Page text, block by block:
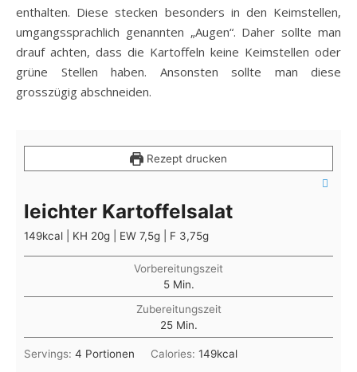
enthalten. Diese stecken besonders in den Keimstellen,
umgangssprachlich genannten „Augen“. Daher sollte man
drauf achten, dass die Kartoffeln keine Keimstellen oder
grüne Stellen haben. Ansonsten sollte man diese
grosszügig abschneiden.
Rezept drucken
leichter Kartoffelsalat
149kcal | KH 20g | EW 7,5g | F 3,75g
Vorbereitungszeit
5Minuten
Min.
Zubereitungszeit
25Minuten
Min.
Servings: 4 Portionen Calories:149kcal